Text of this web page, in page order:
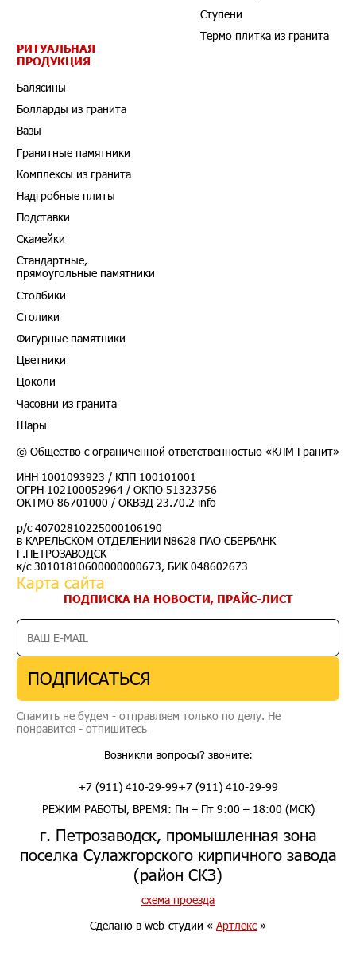
Ступени
Термо плитка из гранита
РИТУАЛЬНАЯ
ПРОДУКЦИЯ
Балясины
Болларды из гранита
Вазы
Гранитные памятники
Комплексы из гранита
Надгробные плиты
Подставки
Скамейки
Стандартные,
прямоугольные памятники
Столбики
Столики
Фигурные памятники
Цветники
Цоколи
Часовни из гранита
Шары
© Общество с ограниченной ответственностью «КЛМ Гранит»
ИНН 1001093923 / КПП 100101001
ОГРН 102100052964 / ОКПО 51323756
ОКТМО 86701000 / ОКВЭД 23.70.2 info
р/с 40702810225000106190
в КАРЕЛЬСКОМ ОТДЕЛЕНИИ N8628 ПАО СБЕРБАНК
Г.ПЕТРОЗАВОДСК
к/с 30101810600000000673, БИК 048602673
Карта сайта
ПОДПИСКА НА НОВОСТИ, ПРАЙС-ЛИСТ
ПОДПИСАТЬСЯ
Спамить не будем - отправляем только по делу. Не
понравится - отпишитесь
Возникли вопросы? звоните:
+7 (911) 410-29-99+7 (911) 410-29-99
РЕЖИМ РАБОТЫ, ВРЕМЯ: Пн – Пт 9:00 – 18:00 (МСК)
г. Петрозаводск, промышленная зона
поселка Сулажгорского кирпичного завода
(район СКЗ)
схема проезда
Сделано в web-студии « Артлекс»